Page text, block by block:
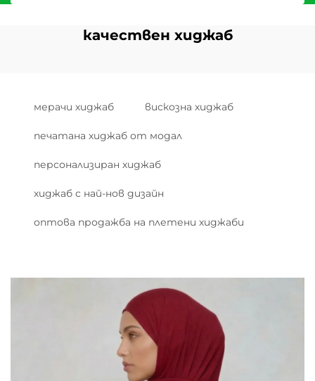
качествен хиджаб
мерачи хиджаб вискозна хиджаб
печатана хиджаб от модал
персонализиран хиджаб
хиджаб с най-нов дизайн
оптова продажба на плетени хиджаби